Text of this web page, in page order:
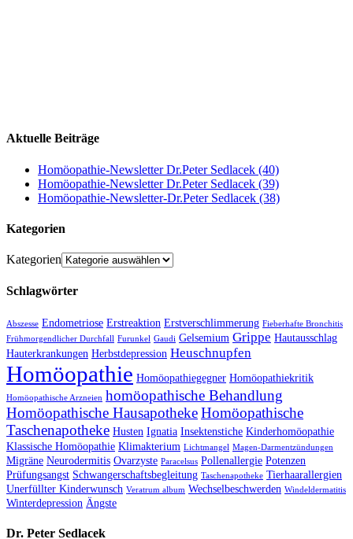
Aktuelle Beiträge
Homöopathie-Newsletter Dr.Peter Sedlacek (40)
Homöopathie-Newsletter Dr.Peter Sedlacek (39)
Homöopathie-Newsletter-Dr.Peter Sedlacek (38)
Kategorien
Kategorien
Schlagwörter
Abszesse Endometriose Erstreaktion Erstverschlimmerung Fieberhafte Bronchitis
Frühmorgendlicher Durchfall Furunkel Gaudi Gelsemium Grippe Hautausschlag
Hauterkrankungen Herbstdepression Heuschnupfen
Homöopathie Homöopathiegegner Homöopathiekritik
Homöopathische Arzneien homöopathische Behandlung
Homöopathische HausapothekeHomöopathische
Taschenapotheke Husten Ignatia Insektenstiche Kinderhomöopathie
Klassische Homöopathie Klimakterium Lichtmangel Magen-Darmentzündungen
Migräne Neurodermitis Ovarzyste Paracelsus Pollenallergie Potenzen
Prüfungsangst Schwangerschaftsbegleitung Taschenapotheke Tierhaarallergien
Unerfüllter Kinderwunsch Veratrum album Wechselbeschwerden Windeldermatitis
Winterdepression Ängste
Dr. Peter Sedlacek